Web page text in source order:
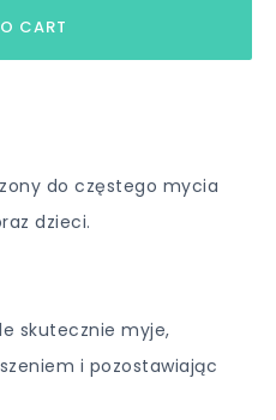
do częstego mycia
dzieci.
skutecznie myje,
i pozostawiając